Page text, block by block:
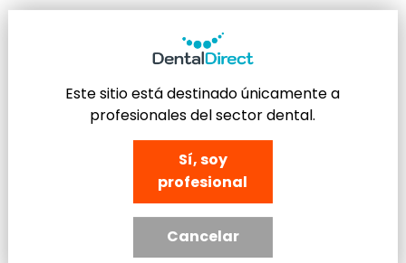
Fresa de Diamante Natural de forma Cónica y punta
redondeada, para Turbina(FG).
Una de nuestras fresas más vendidas! La más recomendada por
Este sitio está destinado únicamente a
profesionales del sector dental.
Sí, soy
profesional
Cancelar